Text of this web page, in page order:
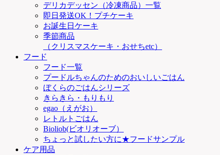
デリカデッセン（冷凍商品）一覧
即日発送OK！プチケーキ
お誕生日ケーキ
季節商品
（クリスマスケーキ・おせちetc）
フード
フード一覧
プードルちゃんのためのおいしいごはん
ぼくらのごはんシリーズ
きらきら・もりもり
egao（えがお）
レトルトごはん
Bioliob(ビオリオーブ）
ちょっと試したい方に★フードサンプル
ケア用品